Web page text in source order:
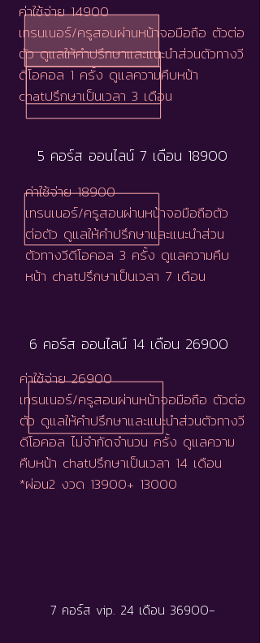
ค่าใช้จ่าย 14900
เทรนเนอร์/ครูสอนผ่านหน้าจอมือถือ ตัวต่อ
ตัว ดูแลให้คำปรึกษาและแนะนำส่วนตัวทางวี
ดีโอคอล 1 ครั้ง ดูแลความคืบหน้า
chatปรึกษาเป็นเวลา 3 เดือน
5 คอร์ส ออนไลน์ 7 เดือน 18900
ค่าใช้จ่าย 18900
เทรนเนอร์/ครูสอนผ่านหน้าจอมือถือตัว
ต่อตัว ดูแลให้คำปรึกษาและแนะนำส่วน
ตัวทางวีดีโอคอล 3 ครั้ง ดูแลความคืบ
หน้า chatปรึกษาเป็นเวลา 7 เดือน
6 คอร์ส ออนไลน์ 14 เดือน 26900
ค่าใช้จ่าย 26900
เทรนเนอร์/ครูสอนผ่านหน้าจอมือถือ ตัวต่อ
ตัว ดูแลให้คำปรึกษาและแนะนำส่วนตัวทางวี
ดีโอคอล ไม่จำกัดจำนวน ครั้ง ดูแลความ
คืบหน้า chatปรึกษาเป็นเวลา 14 เดือน
*ผ่อน2 งวด 13900+ 13000
7 คอร์ส vip. 24 เดือน 36900-